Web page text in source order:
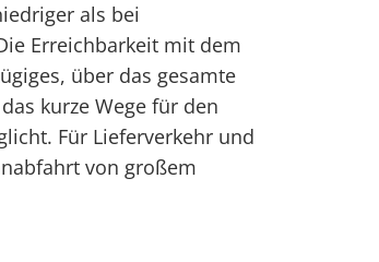
als bei
Erreichbarkeit mit dem
über das gesamte
kurze Wege für den
Für Lieferverkehr und
von großem